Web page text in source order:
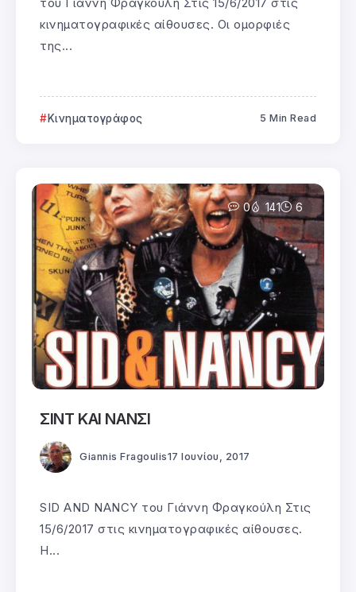
κινηματογραφικές αίθουσες. Οι ομορφιές
της...
Κινηματογράφος 5 Min Read
0 141 6
ΣΙΝΤ ΚΑΙ ΝΑΝΣΙ
Giannis Fragoulis17 Ιουνίου, 2017
SID AND NANCY του Γιάννη Φραγκούλη Στις
15/6/2017 στις κινηματογραφικές αίθουσες.
Η...